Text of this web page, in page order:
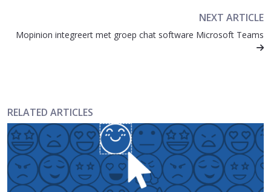
NEXT ARTICLE
Mopinion integreert met groep chat software Microsoft Teams
RELATED ARTICLES